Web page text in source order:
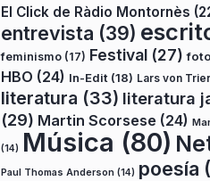
El Click de Ràdio Montornès
entrevista (39)
feminismo (17) Festival (27)
HBO (24) In-Edit (18) Lars von Trier
literatura (33) literatura
(29) Martin Scorsese (24)
(14) Música (80)
Paul Thomas Anderson (14) poesía